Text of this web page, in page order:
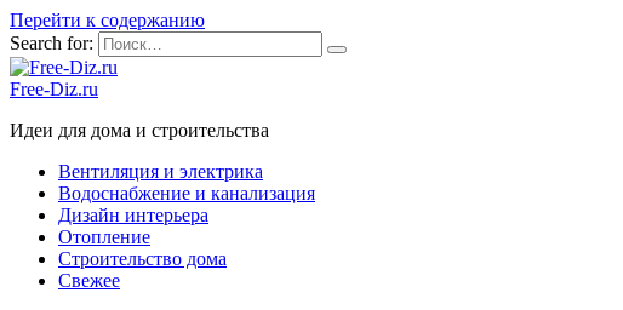
Перейти к содержанию
Search for:
Free-Diz.ru
Идеи для дома и строительства
Вентиляция и электрика
Водоснабжение и канализация
Дизайн интерьера
Отопление
Строительство дома
Свежее